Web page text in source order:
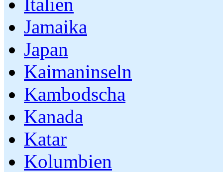
Italien
Jamaika
Japan
Kaimaninseln
Kambodscha
Kanada
Katar
Kolumbien